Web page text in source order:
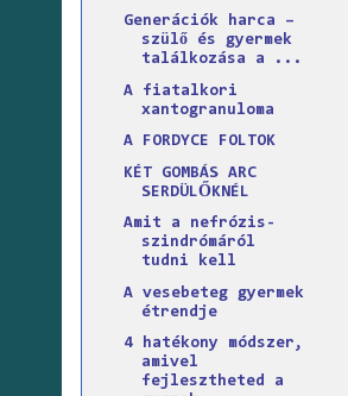
Generációk harca –
szülő és gyermek
találkozása a ...
A fiatalkori
xantogranuloma
A FORDYCE FOLTOK
KÉT GOMBÁS ARC
SERDÜLŐKNÉL
Amit a nefrózis-
szindrómáról
tudni kell
A vesebeteg gyermek
étrendje
4 hatékony módszer,
amivel
fejlesztheted a